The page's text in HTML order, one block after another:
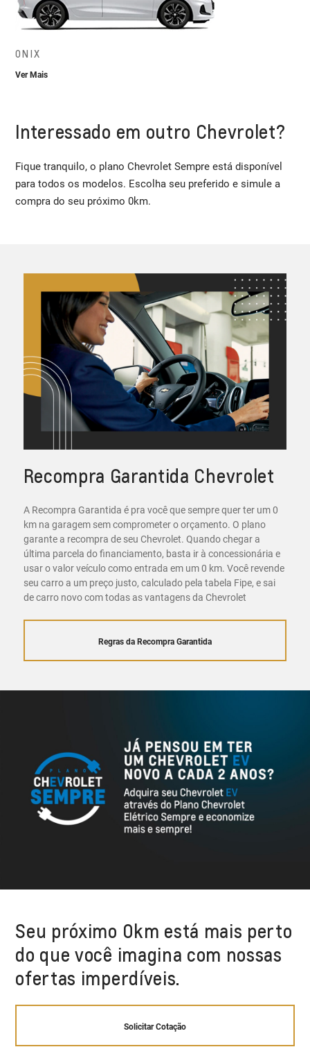
ONIX
Ver Mais
Interessado em outro Chevrolet?
Fique tranquilo, o plano Chevrolet Sempre está disponível
para todos os modelos. Escolha seu preferido e simule a
compra do seu próximo 0km.
Recompra Garantida Chevrolet
A Recompra Garantida é pra você que sempre quer ter um 0
km na garagem sem comprometer o orçamento. O plano
garante a recompra de seu Chevrolet. Quando chegar a
última parcela do financiamento, basta ir à concessionária e
usar o valor veículo como entrada em um 0 km. Você revende
seu carro a um preço justo, calculado pela tabela Fipe, e sai
de carro novo com todas as vantagens da Chevrolet
Regras da Recompra Garantida
Seu próximo 0km está mais perto
do que você imagina com nossas
ofertas imperdíveis.
Solicitar Cotação